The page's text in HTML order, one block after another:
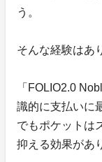
う。
そんな経験はあ
「FOLIO2.0
識的に支払いに
でもポケットは
抑える効果があ